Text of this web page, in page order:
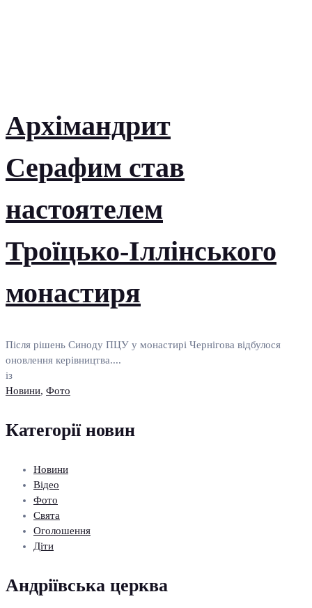
Архімандрит
Серафим став
настоятелем
Троїцько-Іллінського
монастиря
Після рішень Синоду ПЦУ у монастирі Чернігова відбулося
оновлення керівництва....
із
Новини, Фото
Категорії новин
Новини
Відео
Фото
Свята
Оголошення
Діти
Андріївська церква